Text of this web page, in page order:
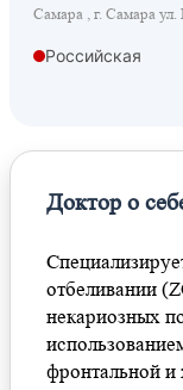
Самара , г. Самара
Российская
Доктор о
отбеливании
некариозных
фронтальной и